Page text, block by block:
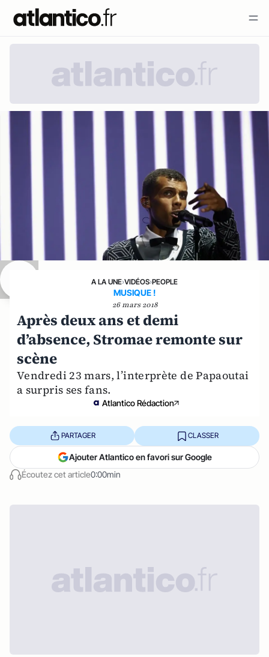
A LA UNE›VIDÉOS›PEOPLE
MUSIQUE !
26 mars 2018
Après deux ans et demi
d’absence, Stromae remonte sur
scène
Vendredi 23 mars, l’interprète de Papaoutai
a surpris ses fans.
Atlantico Rédaction
Écoutez cet article0:00min
PARTAGER CLASSER
Ajouter Atlantico en favori sur Google